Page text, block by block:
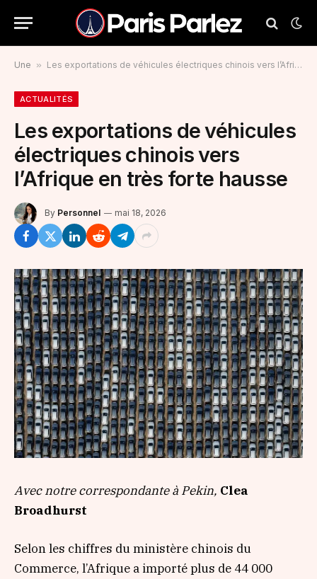
Une » Les exportations de véhicules électriques chinois vers l’Afrique en très forte hausse
ACTUALITÉS
Les exportations de véhicules
électriques chinois vers
l’Afrique en très forte hausse
By Personnel mai 18, 2026
Avec notre correspondante à Pekin, Clea
Broadhurst
Selon les chiffres du ministère chinois du
Commerce, l’Afrique a importé plus de 44 000